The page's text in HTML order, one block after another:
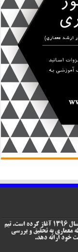
فروشگاه اینترنتی فروش فایل دانش فا فعالیت خود را در سال 1396 آغاز کرده است. تیم
معماری به تحقیق و بررسی
خود ارائه دهد.